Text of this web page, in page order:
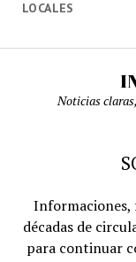
LOCALES
Noticias
Informaciones,
décadas de
para continuar